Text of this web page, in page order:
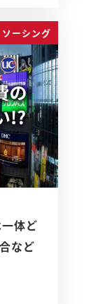
ーシング
体ど
など